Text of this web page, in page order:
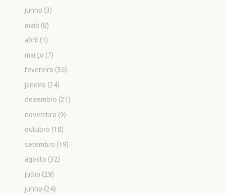
junho (3)
maio (8)
abril (1)
março (7)
fevereiro (36)
janeiro (24)
dezembro (21)
novembro (9)
outubro (18)
setembro (19)
agosto (32)
julho (29)
junho (24)